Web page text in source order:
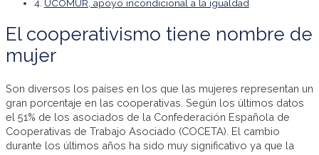
UCOMUR, apoyo incondicional a la igualdad
El cooperativismo tiene nombre de
mujer
Son diversos los países en los que las mujeres representan un
gran porcentaje en las cooperativas. Según los últimos datos
el 51% de los asociados de la Confederación Española de
Cooperativas de Trabajo Asociado (COCETA). El cambio
durante los últimos años ha sido muy significativo ya que la